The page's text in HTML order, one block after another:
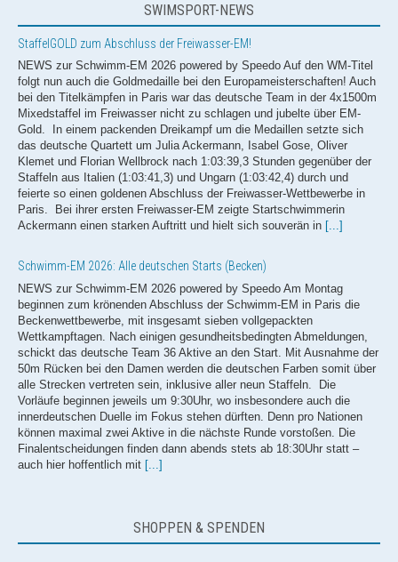
SWIMSPORT-NEWS
NEWS zur Schwimm-EM 2026 powered by Speedo Auf den WM-Titel
folgt nun auch die Goldmedaille bei den Europameisterschaften! Auch
bei den Titelkämpfen in Paris war das deutsche Team in der 4x1500m
Mixedstaffel im Freiwasser nicht zu schlagen und jubelte über EM-
Gold. In einem packenden Dreikampf um die Medaillen setzte sich
das deutsche Quartett um Julia Ackermann, Isabel Gose, Oliver
Klemet und Florian Wellbrock nach 1:03:39,3 Stunden gegenüber der
Staffeln aus Italien (1:03:41,3) und Ungarn (1:03:42,4) durch und
feierte so einen goldenen Abschluss der Freiwasser-Wettbewerbe in
Paris. Bei ihrer ersten Freiwasser-EM zeigte Startschwimmerin
Ackermann einen starken Auftritt und hielt sich souverän in
[...]
NEWS zur Schwimm-EM 2026 powered by Speedo Am Montag
beginnen zum krönenden Abschluss der Schwimm-EM in Paris die
Beckenwettbewerbe, mit insgesamt sieben vollgepackten
Wettkampftagen. Nach einigen gesundheitsbedingten Abmeldungen,
schickt das deutsche Team 36 Aktive an den Start. Mit Ausnahme der
50m Rücken bei den Damen werden die deutschen Farben somit über
alle Strecken vertreten sein, inklusive aller neun Staffeln. Die
Vorläufe beginnen jeweils um 9:30Uhr, wo insbesondere auch die
innerdeutschen Duelle im Fokus stehen dürften. Denn pro Nationen
können maximal zwei Aktive in die nächste Runde vorstoßen. Die
Finalentscheidungen finden dann abends stets ab 18:30Uhr statt –
auch hier hoffentlich mit[...]
vielversprechend aus für das deutsche Team – und doch verpassten
Florian Wellbrock, Johannes Liebmann und Oliver Klemet das
SHOPPEN & SPENDEN